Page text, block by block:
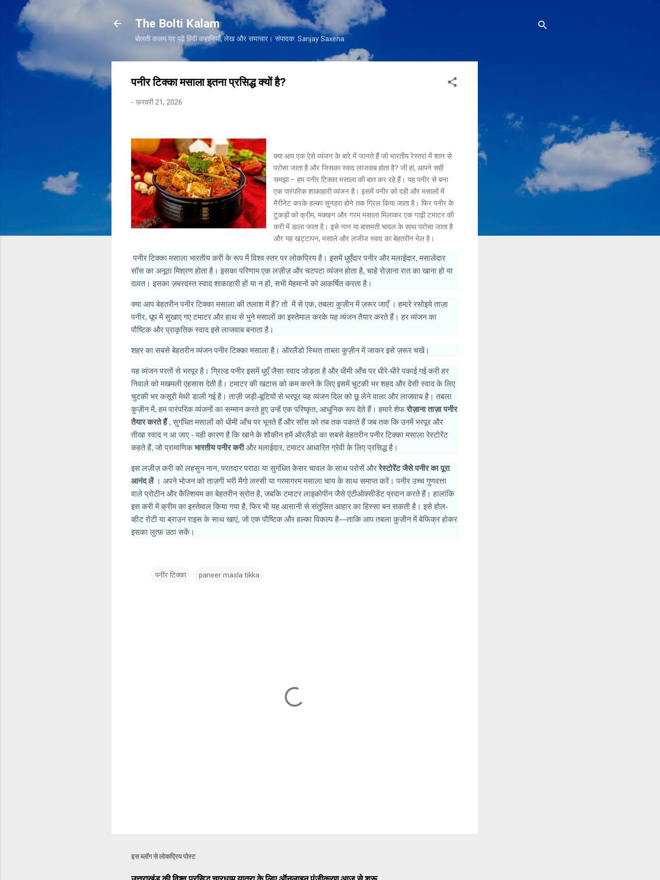
सीधे मुख्य सामग्री पर जाएं
The Bolti Kalam
बोलती कलम पर पढ़ें हिंदी कहानियाँ, लेख और समाचार। संपादक: Sanjay Saxena
पनीर टिक्का मसाला इतना प्रसिद्ध क्यों है?
- फ़रवरी 21, 2026
क्या आप एक ऐसे व्यंजन के बारे में जानते हैं जो भारतीय रेस्तरां में शान से
परोसा जाता है और जिसका स्वाद लाजवाब होता है? जी हां, आपने सही
समझा – हम पनीर टिक्का मसाला की बात कर रहे हैं। यह पनीर से बना
एक पारंपरिक शाकाहारी व्यंजन है। इसमें पनीर को दही और मसालों में
मैरीनेट करके हल्का सुनहरा होने तक ग्रिल किया जाता है। फिर पनीर के
टुकड़ों को क्रीम, मक्खन और गरम मसाला मिलाकर एक गाढ़ी टमाटर की
करी में डाला जाता है। इसे नान या बासमती चावल के साथ परोसा जाता है
और यह खट्टापन, मसाले और लजीज स्वाद का बेहतरीन मेल है।
पनीर टिक्का मसाला भारतीय करी के रूप में विश्व स्तर पर लोकप्रिय है। इसमें धुएँदार पनीर और मलाईदार, मसालेदार
सॉस का अनूठा मिश्रण होता है। इसका परिणाम एक लज़ीज़ और चटपटा व्यंजन होता है, चाहे रोज़ाना रात का खाना हो या
दावत। इसका ज़बरदस्त स्वाद शाकाहारी हों या न हों, सभी मेहमानों को आकर्षित करता है।
क्या आप बेहतरीन पनीर टिक्का मसाला की तलाश में हैं? तो में से एक, तबला कुज़ीन में ज़रूर जाएँ । हमारे रसोइये ताज़ा
पनीर, धूप में सुखाए गए टमाटर और हाथ से भुने मसालों का इस्तेमाल करके यह व्यंजन तैयार करते हैं। हर व्यंजन का
पौष्टिक और प्राकृतिक स्वाद इसे लाजवाब बनाता है।
शहर का सबसे बेहतरीन व्यंजन पनीर टिक्का मसाला है। ऑरलैंडो स्थित ताब्ला कुज़ीन में जाकर इसे ज़रूर चखें।
यह व्यंजन परतों से भरपूर है। ग्रिल्ड पनीर इसमें धुएँ जैसा स्वाद जोड़ता है और धीमी आँच पर धीरे-धीरे पकाई गई करी हर
निवाले को मखमली एहसास देती है। टमाटर की खटास को कम करने के लिए इसमें चुटकी भर शहद और देसी स्वाद के लिए
चुटकी भर कसूरी मेथी डाली गई है। ताज़ी जड़ी-बूटियों से भरपूर यह व्यंजन दिल को छू लेने वाला और लाजवाब है। तबला
कुज़ीन में, हम पारंपरिक व्यंजनों का सम्मान करते हुए उन्हें एक परिष्कृत, आधुनिक रूप देते हैं। हमारे शेफरोज़ाना ताज़ा पनीर
तैयार करते हैं , सुगंधित मसालों को धीमी आँच पर भूनते हैं और सॉस को तब तक पकाते हैं जब तक कि उनमें भरपूर और
तीखा स्वाद न आ जाए - यही कारण है कि खाने के शौकीन हमें ऑरलैंडो का सबसे बेहतरीन पनीर टिक्का मसाला रेस्टोरेंट
कहते हैं, जो प्रामाणिक भारतीय पनीर करीऔर मलाईदार, टमाटर आधारित ग्रेवी के लिए प्रसिद्ध है।
इस लज़ीज़ करी को लहसुन नान, परतदार पराठा या सुगंधित केसर चावल के साथ परोसें औररेस्टोरेंट जैसे पनीर का पूरा
आनंद लें । अपने भोजन को ताज़गी भरी मैंगो लस्सी या गरमागरम मसाला चाय के साथ समाप्त करें। पनीर उच्च गुणवत्ता
वाले प्रोटीन और कैल्शियम का बेहतरीन स्रोत है, जबकि टमाटर लाइकोपीन जैसे एंटीऑक्सीडेंट प्रदान करते हैं। हालांकि
इस करी में क्रीम का इस्तेमाल किया गया है, फिर भी यह आसानी से संतुलित आहार का हिस्सा बन सकती है। इसे होल-
व्हीट रोटी या ब्राउन राइस के साथ खाएं, जो एक पौष्टिक और हल्का विकल्प है—ताकि आप तबला कुज़ीन में बेफिक्र होकर
इसका लुत्फ़ उठा सकें।
पनीर टिक्का paneer masla tikka
इस ब्लॉग से लोकप्रिय पोस्ट